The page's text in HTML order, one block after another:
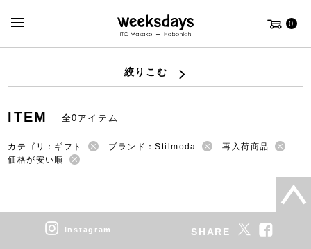
0
絞りこむ
ITEM 全0アイテム
カテゴリ：ギフト ブランド：Stilmoda
再入荷商品
価格が安い順
instagram SHARE